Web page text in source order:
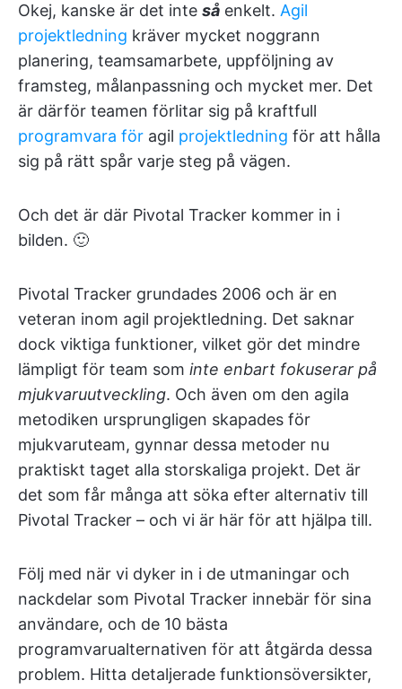
Okej, kanske är det inte så enkelt. Agil
projektledning kräver mycket noggrann
planering, teamsamarbete, uppföljning av
framsteg, målanpassning och mycket mer. Det
är därför teamen förlitar sig på kraftfull
programvara för agil projektledning för att hålla
sig på rätt spår varje steg på vägen.
Och det är där Pivotal Tracker kommer in i
bilden. 🙂
Pivotal Tracker grundades 2006 och är en
veteran inom agil projektledning. Det saknar
dock viktiga funktioner, vilket gör det mindre
lämpligt för team som inte enbart fokuserar på
mjukvaruutveckling. Och även om den agila
metodiken ursprungligen skapades för
mjukvaruteam, gynnar dessa metoder nu
praktiskt taget alla storskaliga projekt. Det är
det som får många att söka efter alternativ till
Pivotal Tracker – och vi är här för att hjälpa till.
Följ med när vi dyker in i de utmaningar och
nackdelar som Pivotal Tracker innebär för sina
användare, och de 10 bästa
programvarualternativen för att åtgärda dessa
problem. Hitta detaljerade funktionsöversikter,